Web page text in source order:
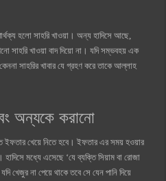
হলো সাহরি খাওয়া। অন্য হাদিসে আছে,
সাহরি খাওয়া বাদ দিয়ো না। যদি সম্ভবহয় এক
সাহরির খাবার যে গ্রহণ করে তাকে আল্লাহ
অন্যকে করানো
ইফতার খেয়ে নিতে হবে। ইফতার এর সময় হওয়ার
মধ্যে এসেছে ‘যে ব্যক্তি সিয়াম বা রোজা
খেজুর না পেয়ে থাকে তবে সে যেন পানি দিয়ে